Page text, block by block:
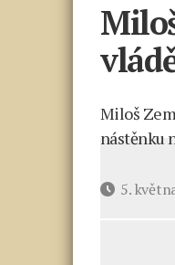
Miloš
nástěnku
Datum
5.